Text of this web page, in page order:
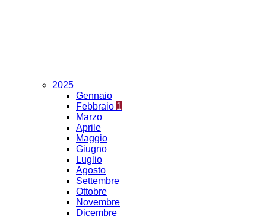
2025
Gennaio
Febbraio 1
Marzo
Aprile
Maggio
Giugno
Luglio
Agosto
Settembre
Ottobre
Novembre
Dicembre